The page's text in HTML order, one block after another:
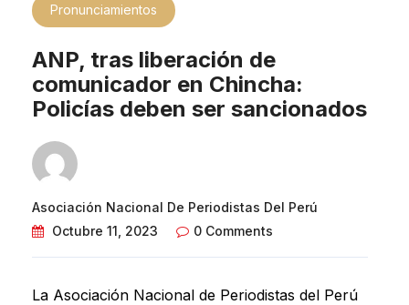
Pronunciamientos
ANP, tras liberación de
comunicador en Chincha:
Policías deben ser sancionados
Asociación Nacional De Periodistas Del Perú
Octubre 11, 2023
0 Comments
La Asociación Nacional de Periodistas del Perú